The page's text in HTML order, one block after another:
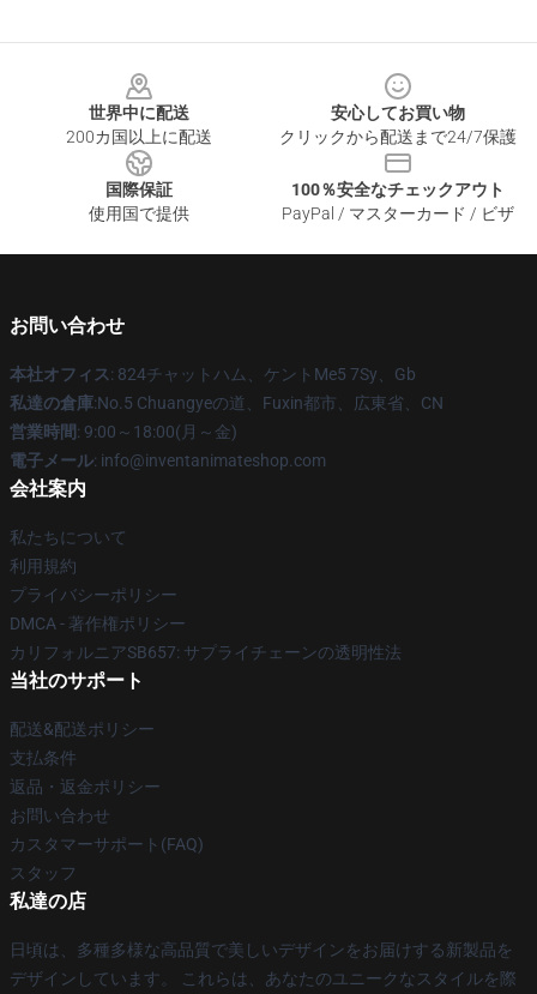
世界中に配送
200カ国以上に配送
安心してお買い物
クリックから配送まで24/7保護
国際保証
使用国で提供
100％安全なチェックアウト
PayPal / マスターカード / ビザ
お問い合わせ
本社オフィス: 824チャットハム、ケントMe5 7Sy、Gb
私達の倉庫:No.5 Chuangyeの道、Fuxin都市、広東省、CN
営業時間: 9:00～18:00(月～金)
電子メール: info@inventanimateshop.com
会社案内
私たちについて
利用規約
プライバシーポリシー
DMCA - 著作権ポリシー
カリフォルニアSB657: サプライチェーンの透明性法
当社のサポート
配送&配送ポリシー
支払条件
返品・返金ポリシー
お問い合わせ
カスタマーサポート(FAQ)
スタッフ
私達の店
日頃は、多種多様な高品質で美しいデザインをお届けする新製品を
デザインしています。 これらは、あなたのユニークなスタイルを際